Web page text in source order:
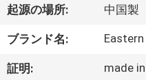
ダ
ク
ト
起源の場所: 中国製
ブランド名: Eastern
証明: made